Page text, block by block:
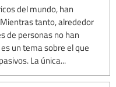
del mundo, han
tanto, alrededor
de personas no han
un tema sobre el que
La única...